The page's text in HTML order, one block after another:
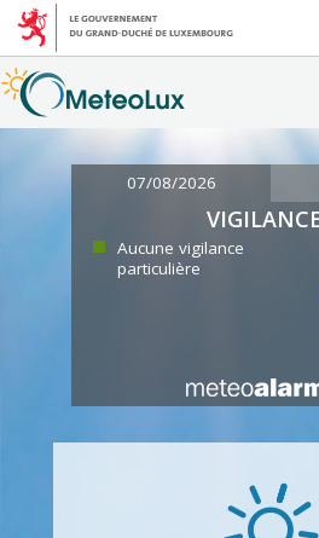
07/08/2026
Aucune vigilance
particulière